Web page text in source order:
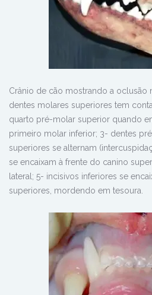
Crânio de cão mostrando a oclusão
dentes molares superiores tem
quarto pré-molar superior quando
primeiro molar inferior; 3- dentes
superiores se alternam
se encaixam à frente do canino
lateral; 5- incisivos inferiores se
superiores, mordendo em tesoura.